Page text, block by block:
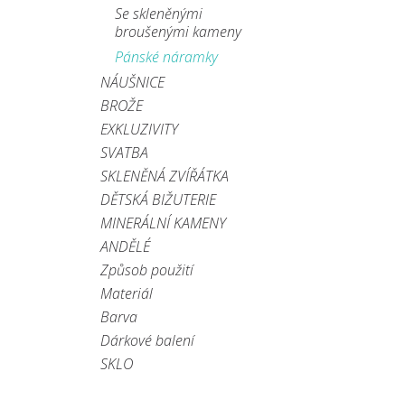
Se skleněnými
broušenými kameny
Pánské náramky
NÁUŠNICE
BROŽE
EXKLUZIVITY
SVATBA
SKLENĚNÁ ZVÍŘÁTKA
DĚTSKÁ BIŽUTERIE
MINERÁLNÍ KAMENY
ANDĚLÉ
Způsob použití
Materiál
Barva
Dárkové balení
SKLO